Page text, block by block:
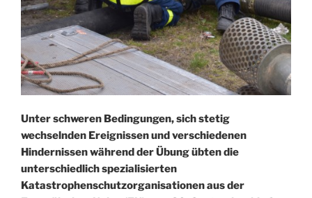
Unter schweren Bedingungen, sich stetig
wechselnden Ereignissen und verschiedenen
Hindernissen während der Übung übten die
unterschiedlich spezialisierten
Katastrophenschutzorganisationen aus der